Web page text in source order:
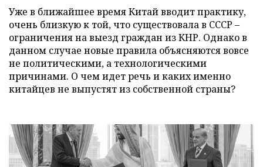
Уже в ближайшее время Китай вводит практику,
очень близкую к той, что существовала в СССР –
ограничения на выезд граждан из КНР. Однако в
данном случае новые правила объясняются вовсе
не политическими, а технологическими
причинами. О чем идет речь и каких именно
китайцев не выпустят из собственной страны?